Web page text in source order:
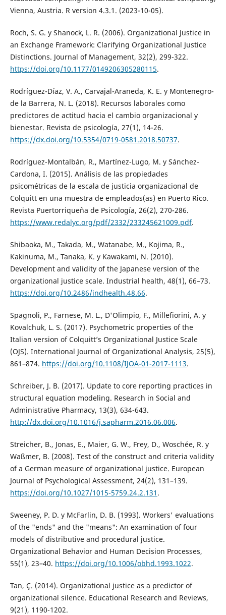
Vienna, Austria. R version 4.3.1. (2023-10-05).
Roch, S. G. y Shanock, L. R. (2006). Organizational Justice in
an Exchange Framework: Clarifying Organizational Justice
Distinctions. Journal of Management, 32(2), 299-322.
https://doi.org/10.1177/0149206305280115.
Rodríguez-Díaz, V. A., Carvajal-Araneda, K. E. y Montenegro-
de la Barrera, N. L. (2018). Recursos laborales como
predictores de actitud hacia el cambio organizacional y
bienestar. Revista de psicología, 27(1), 14-26.
https://dx.doi.org/10.5354/0719-0581.2018.50737.
Rodríguez-Montalbán, R., Martínez-Lugo, M. y Sánchez-
Cardona, I. (2015). Análisis de las propiedades
psicométricas de la escala de justicia organizacional de
Colquitt en una muestra de empleados(as) en Puerto Rico.
Revista Puertorriqueña de Psicología, 26(2), 270-286.
https://www.redalyc.org/pdf/2332/233245621009.pdf.
Shibaoka, M., Takada, M., Watanabe, M., Kojima, R.,
Kakinuma, M., Tanaka, K. y Kawakami, N. (2010).
Development and validity of the Japanese version of the
organizational justice scale. Industrial health, 48(1), 66–73.
https://doi.org/10.2486/indhealth.48.66.
Spagnoli, P., Farnese, M. L., D'Olimpio, F., Millefiorini, A. y
Kovalchuk, L. S. (2017). Psychometric properties of the
Italian version of Colquitt’s Organizational Justice Scale
(OJS). International Journal of Organizational Analysis, 25(5),
861–874. https://doi.org/10.1108/IJOA-01-2017-1113.
Schreiber, J. B. (2017). Update to core reporting practices in
structural equation modeling. Research in Social and
Administrative Pharmacy, 13(3), 634-643.
http://dx.doi.org/10.1016/j.sapharm.2016.06.006.
Streicher, B., Jonas, E., Maier, G. W., Frey, D., Woschée, R. y
Waßmer, B. (2008). Test of the construct and criteria validity
of a German measure of organizational justice. European
Journal of Psychological Assessment, 24(2), 131–139.
https://doi.org/10.1027/1015-5759.24.2.131 .
Sweeney, P. D. y McFarlin, D. B. (1993). Workers' evaluations
of the "ends" and the "means": An examination of four
models of distributive and procedural justice.
Organizational Behavior and Human Decision Processes,
55(1), 23–40. https://doi.org/10.1006/obhd.1993.1022.
Tan, Ç. (2014). Organizational justice as a predictor of
organizational silence. Educational Research and Reviews,
9(21), 1190-1202.